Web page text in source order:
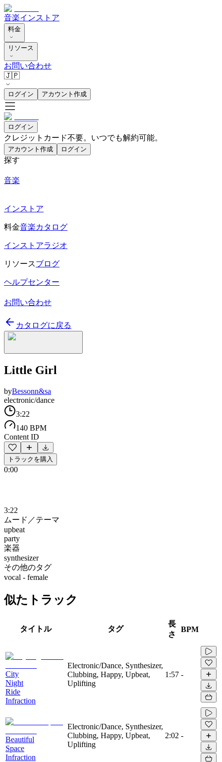
音楽インストア
料金
リソース
お問い合わせ
🇯🇵
ログイン アカウント作成
ログイン
クレジットカード不要。いつでも解約可能。
アカウント作成 ログイン
探す
音楽
インストア
料金音楽カタログ
インストアラジオ
リソースブログ
ヘルプセンター
お問い合わせ
カタログに戻る
Little Girl
byBessonn&sa
electronic/dance
3:22
140 BPM
Content ID
トラックを購入
0:00
3:22
ムード／テーマ
upbeat
party
楽器
synthesizer
その他のタグ
vocal - female
似たトラック
タイトル タグ
長
さ
BPM
City
Night
Ride
Infraction
Electronic/Dance, Synthesizer,
Clubbing, Happy, Upbeat,
Uplifting
1:57 -
Beautiful
Space
Infraction
Electronic/Dance, Synthesizer,
Clubbing, Happy, Upbeat,
Uplifting
2:02 -